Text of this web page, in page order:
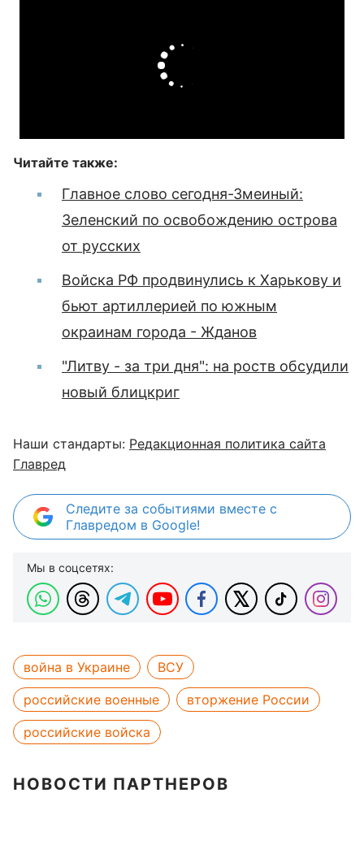
Читайте также:
Главное слово сегодня-Змеиный:
Зеленский по освобождению острова
от русских
Войска РФ продвинулись к Харькову и
бьют артиллерией по южным
окраинам города - Жданов
"Литву - за три дня": на роств обсудили
новый блицкриг
Наши стандарты: Редакционная политика сайта
Главред
Следите за событиями вместе с
Главредом в Google!
Мы в соцсетях:
война в Украине
ВСУ
российские военные
вторжение России
российские войска
НОВОСТИ ПАРТНЕРОВ